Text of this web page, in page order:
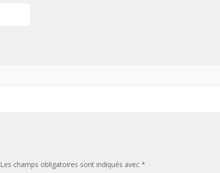
Les champs obligatoires sont indiqués avec *